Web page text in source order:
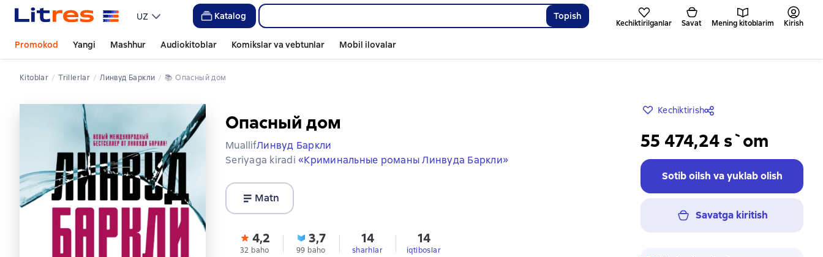
UZ Katalog Topish
Kechiktirilganlar Savat Mening kitoblarim Kirish
Promokod Yangi Mashhur Audiokitoblar Komikslar va vebtunlar Mobil ilovalar
Kitoblar trillerlar Линвуд Баркли 📚 Опасный дом
Опасный дом
MuallifЛинвуд Баркли
Seriyaga kiradi «Криминальные романы Линвуда Баркли»
Matn
4,2
32 baho
3,7
99 baho
14
sharhlar
14
iqtiboslar
Kechiktirish
55 474,24 s`om
Sotib oilsh va yuklab olish
Savatga kiritish